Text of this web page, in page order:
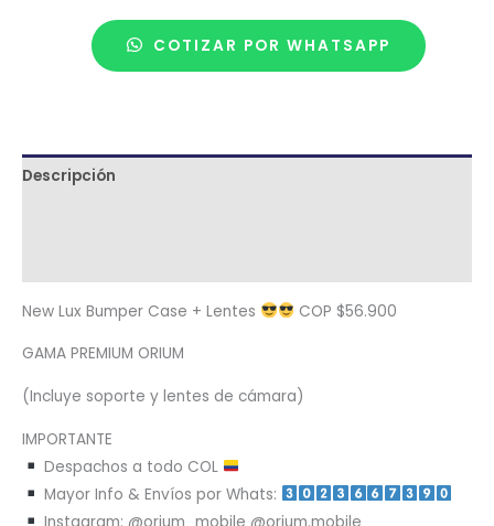
COTIZAR POR WHATSAPP
Descripción
New Lux Bumper Case + Lentes COP $56.900
GAMA PREMIUM ORIUM
(Incluye soporte y lentes de cámara)
IMPORTANTE
Despachos a todo COL
Mayor Info & Envíos por Whats: